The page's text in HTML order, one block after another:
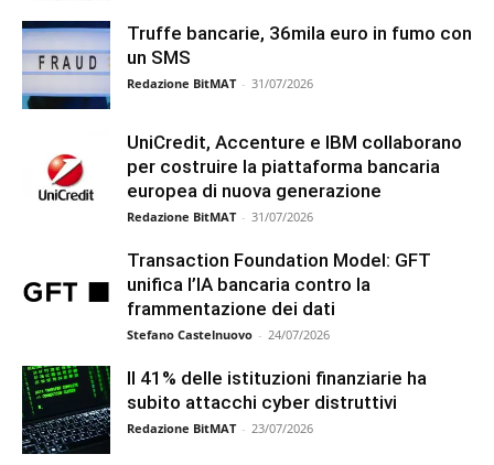
Truffe bancarie, 36mila euro in fumo con
un SMS
Redazione BitMAT - 31/07/2026
UniCredit, Accenture e IBM collaborano
per costruire la piattaforma bancaria
europea di nuova generazione
Redazione BitMAT - 31/07/2026
Transaction Foundation Model: GFT
unifica l’IA bancaria contro la
frammentazione dei dati
Stefano Castelnuovo - 24/07/2026
Il 41% delle istituzioni finanziarie ha
subito attacchi cyber distruttivi
Redazione BitMAT - 23/07/2026